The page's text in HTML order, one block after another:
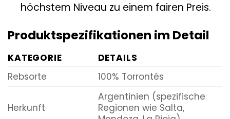
höchstem Niveau zu einem fairen Preis.
Produktspezifikationen im Detail
KATEGORIE
DETAILS
Rebsorte
100% Torrontés
Herkunft
Argentinien (spezifische
Regionen wie Salta,